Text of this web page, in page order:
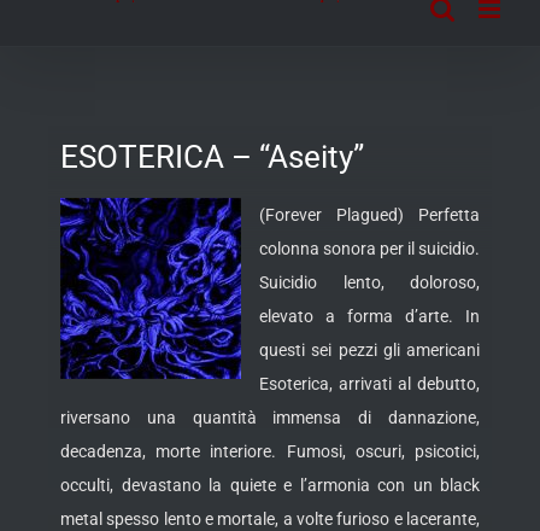
ESOTERICA – “Aseity”
(Forever Plagued) Perfetta
colonna sonora per il suicidio.
Suicidio lento, doloroso,
elevato a forma d’arte. In
questi sei pezzi gli americani
Esoterica, arrivati al debutto,
riversano una quantità immensa di dannazione,
decadenza, morte interiore. Fumosi, oscuri, psicotici,
occulti, devastano la quiete e l’armonia con un black
metal spesso lento e mortale, a volte furioso e lacerante,